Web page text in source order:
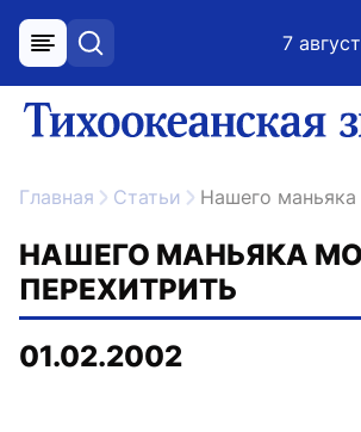
меню поиск 7
ссылка на
Главная Статьи Нашего маньяка
НАШЕГО МАНЬЯКА
ПЕРЕХИТРИТЬ
01.02.2002